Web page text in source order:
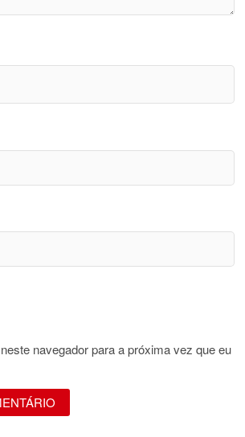
navegador para a próxima vez que eu